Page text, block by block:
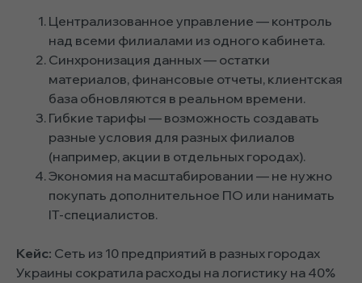
Централизованное управление — контроль
над всеми филиалами из одного кабинета.
Синхронизация данных — остатки
материалов, финансовые отчеты, клиентская
база обновляются в реальном времени.
Гибкие тарифы — возможность создавать
разные условия для разных филиалов
(например, акции в отдельных городах).
Экономия на масштабировании — не нужно
покупать дополнительное ПО или нанимать
IT-специалистов.
Кейс: Сеть из 10 предприятий в разных городах
Украины сократила расходы на логистику на 40%